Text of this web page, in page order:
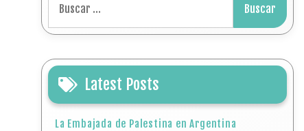
Latest Posts
La Embajada de Palestina en Argentina